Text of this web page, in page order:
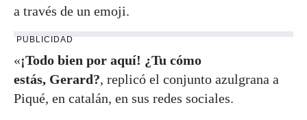
a través de un emoji.
PUBLICIDAD
«¡Todo bien por aquí! ¿Tu cómo
estás, Gerard?, replicó el conjunto azulgrana a
Piqué, en catalán, en sus redes sociales.